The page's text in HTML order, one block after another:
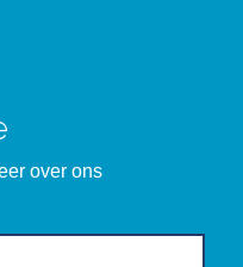
over ons